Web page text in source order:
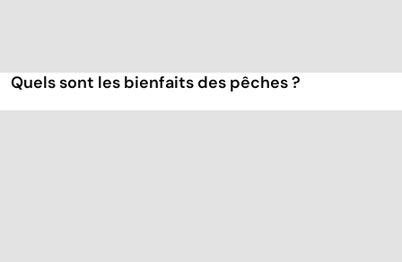
Quels sont les bienfaits des pêches ?